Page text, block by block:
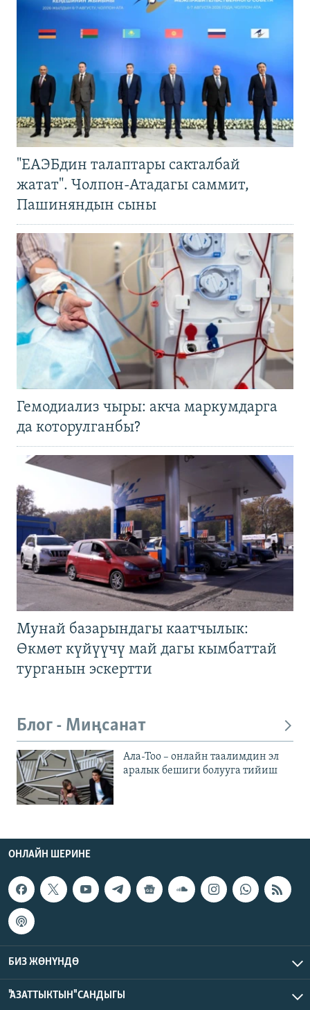
"ЕАЭБдин талаптары сакталбай
жатат". Чолпон-Атадагы саммит,
Пашиняндын сыны
Гемодиализ чыры: акча маркумдарга
да которулганбы?
Мунай базарындагы каатчылык:
Өкмөт күйүүчү май дагы кымбаттай
турганын эскертти
Блог - Миңсанат
Ала-Тоо – онлайн таалимдин эл
аралык бешиги болууга тийиш
ОНЛАЙН ШЕРИНЕ
БИЗ ЖӨНҮНДӨ
"АЗАТТЫКТЫН" САНДЫГЫ